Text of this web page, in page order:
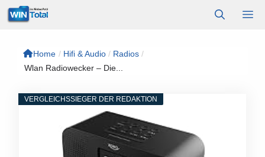
Zum
Inhalt
Home / Hifi & Audio / Radios /
Wlan Radiowecker – Die...
VERGLEICHSSIEGER DER REDAKTION